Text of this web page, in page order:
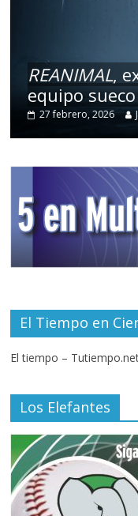
REANIMAL,
equipo
27 febrero, 2026
El Tiempo en
El tiempo –
Los Elefantes